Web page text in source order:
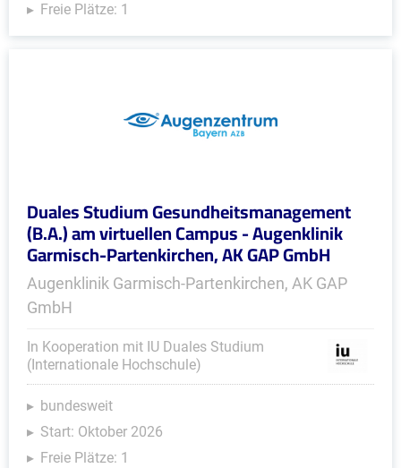
Freie Plätze: 1
Duales Studium Gesundheitsmanagement
(B.A.) am virtuellen Campus - Augenklinik
Garmisch-Partenkirchen, AK GAP GmbH
Augenklinik Garmisch-Partenkirchen, AK GAP
GmbH
In Kooperation mit IU Duales Studium
(Internationale Hochschule)
bundesweit
Start: Oktober 2026
Freie Plätze: 1